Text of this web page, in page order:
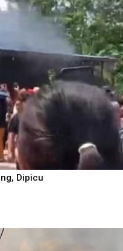
Dipicu